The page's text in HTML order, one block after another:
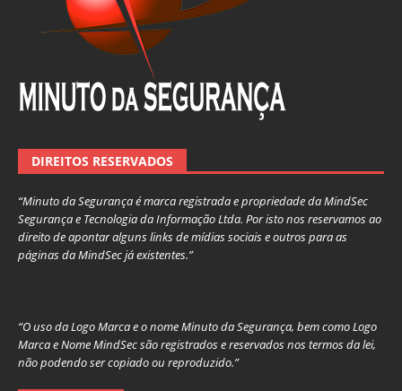
DIREITOS RESERVADOS
“Minuto da Segurança é marca registrada e propriedade da MindSec
Segurança e Tecnologia da Informação Ltda. Por isto nos reservamos ao
direito de apontar alguns links de mídias sociais e outros para as
páginas da MindSec já existentes.”
“O uso da Logo Marca e o nome Minuto da Segurança, bem como Logo
Marca e Nome MindSec são registrados e reservados nos termos da lei,
não podendo ser copiado ou reproduzido.”